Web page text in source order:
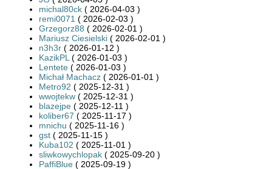
michal80ck ( 2026-04-03 )
remi0071 ( 2026-02-03 )
Grzegorz88 ( 2026-02-01 )
Mariusz Ciesielski ( 2026-02-01 )
n3h3r ( 2026-01-12 )
KazikPL ( 2026-01-03 )
Lentete ( 2026-01-03 )
Michał Machacz ( 2026-01-01 )
Metro92 ( 2025-12-31 )
wwojtekw ( 2025-12-31 )
blazejpe ( 2025-12-11 )
koliber67 ( 2025-11-17 )
mnichu ( 2025-11-16 )
gst ( 2025-11-15 )
Kuba102 ( 2025-11-01 )
sliwkowychlopak ( 2025-09-20 )
PaffiBlue ( 2025-09-19 )